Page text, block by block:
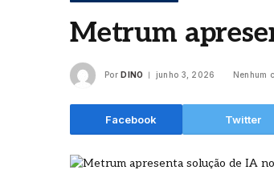
Metrum
Por DINO junho 3, 2026 Nenhum
Facebook Twitter